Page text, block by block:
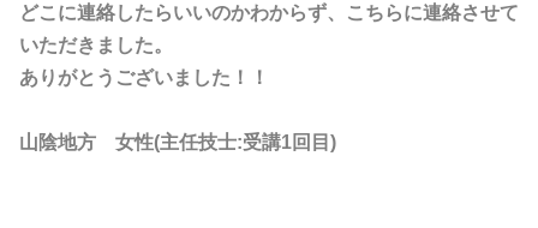
どこに連絡したらいいのかわからず、こちらに連絡させて
いただきました。
ありがとうございました！！
山陰地方 女性(主任技士:受講1回目)